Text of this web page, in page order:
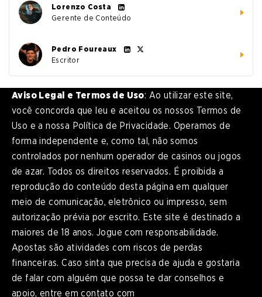
Lorenzo Costa
Gerente de Conteúdo
Pedro Foureaux
Escritor
Aviso Legal e Termos de Uso: Ao utilizar este site,
você concorda que leu e aceitou os nossos Termos de
Uso e a nossa Política de Privacidade. Operamos de
forma independente e, como tal, não somos
controlados por nenhum operador de casinos ou jogos
de azar. Todos os direitos reservados. É proibida a
reprodução do conteúdo desta página em qualquer
meio de comunicação, eletrônico ou impresso, sem
autorização prévia por escrito. Este site é destinado a
maiores de 18 anos. Jogue com responsabilidade.
Apostas são atividades com riscos de perdas
financeiras. Caso sinta que precisa de ajuda e gostaria
de falar com alguém que possa te dar conselhos e
apoio, entre em contato com